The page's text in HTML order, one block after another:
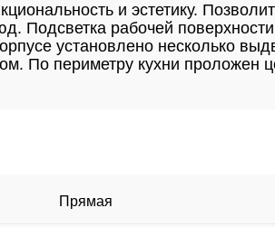
и эстетику.
Подсветка рабочей поверхности
установлено несколько
По периметру кухни
Прямая